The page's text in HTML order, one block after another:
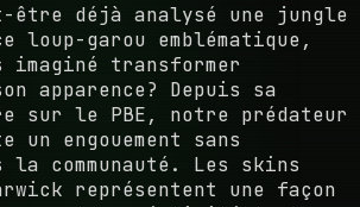
être déjà analysé une jungle
loup-garou emblématique,
imaginé transformer
apparence? Depuis sa
sur le PBE, notre prédateur
engouement sans
la communauté. Les skins
représentent une façon